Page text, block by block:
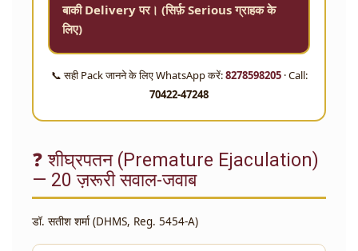
बाकी Delivery पर। (सिर्फ़ Serious ग्राहक के
लिए)
📞 सही Pack जानने के लिए WhatsApp करें:8278598205· Call:
70422-47248
❓ शीघ्रपतन (Premature Ejaculation)
— 20 ज़रूरी सवाल-जवाब
डॉ. सतीश शर्मा (DHMS, Reg. 5454-A)